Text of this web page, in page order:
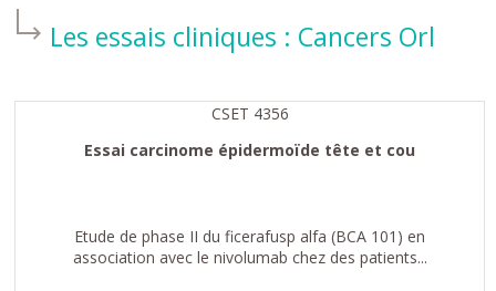
Les essais cliniques : Cancers Orl
CSET 4356
Essai carcinome épidermoïde tête et cou
Etude de phase II du ficerafusp alfa (BCA 101) en
association avec le nivolumab chez des patients...